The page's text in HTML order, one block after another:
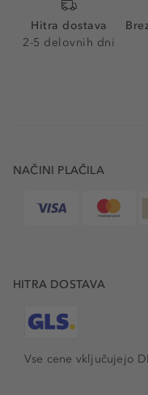
Hitra dostava
2-5 delovnih dni
NAČINI PLAČILA
HITRA DOSTAVA
Vse cene vključujejo